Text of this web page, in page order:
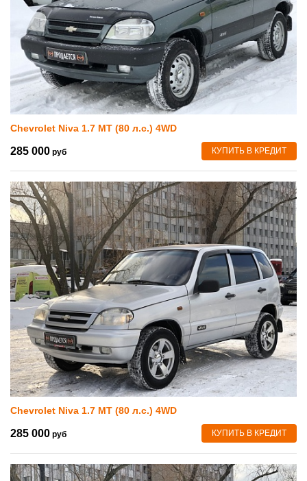
Chevrolet Niva 1.7 MT (80 л.с.) 4WD
285 000 руб КУПИТЬ В КРЕДИТ
Chevrolet Niva 1.7 MT (80 л.с.) 4WD
285 000 руб КУПИТЬ В КРЕДИТ